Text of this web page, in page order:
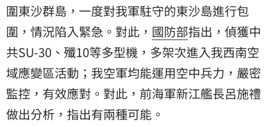
圍東沙群島，一度對我軍駐守的東沙島進行包
圍，情況陷入緊急。對此， 國防部指出，偵獲中
共SU-30、殲10等多型機，多架次進入我西南空
域應變區活動；我空軍均能運用空中兵力，嚴密
監控，有效應對。對此，前海軍新江艦長呂施禮
做出分析，指出有兩種可能。